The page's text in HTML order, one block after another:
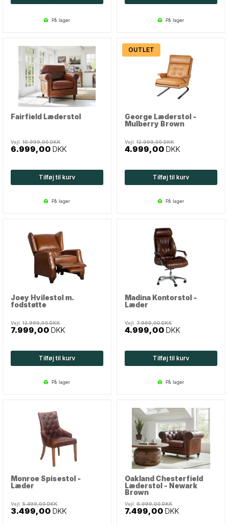
på lager på lager
Fairfield Læderstol
6.999,00 DKK
Vejl. 10.999,00DKK
Tilføj til kurv
på lager
OUTLET
George Læderstol -
Mulberry Brown
4.999,00 DKK
Vejl. 12.999,00DKK
Tilføj til kurv
på lager
Joey Hvilestol m.
fodstøtte
7.999,00 DKK
Vejl. 12.999,00DKK
Tilføj til kurv
på lager
Madina Kontorstol -
Læder
4.999,00 DKK
Vejl. 7.999,00DKK
Tilføj til kurv
på lager
Monroe Spisestol -
Læder
3.499,00 DKK
Vejl. 5.499,00DKK
Oakland Chesterfield
Læderstol - Newark
Brown
7.499,00 DKK
Vejl. 9.999,00DKK